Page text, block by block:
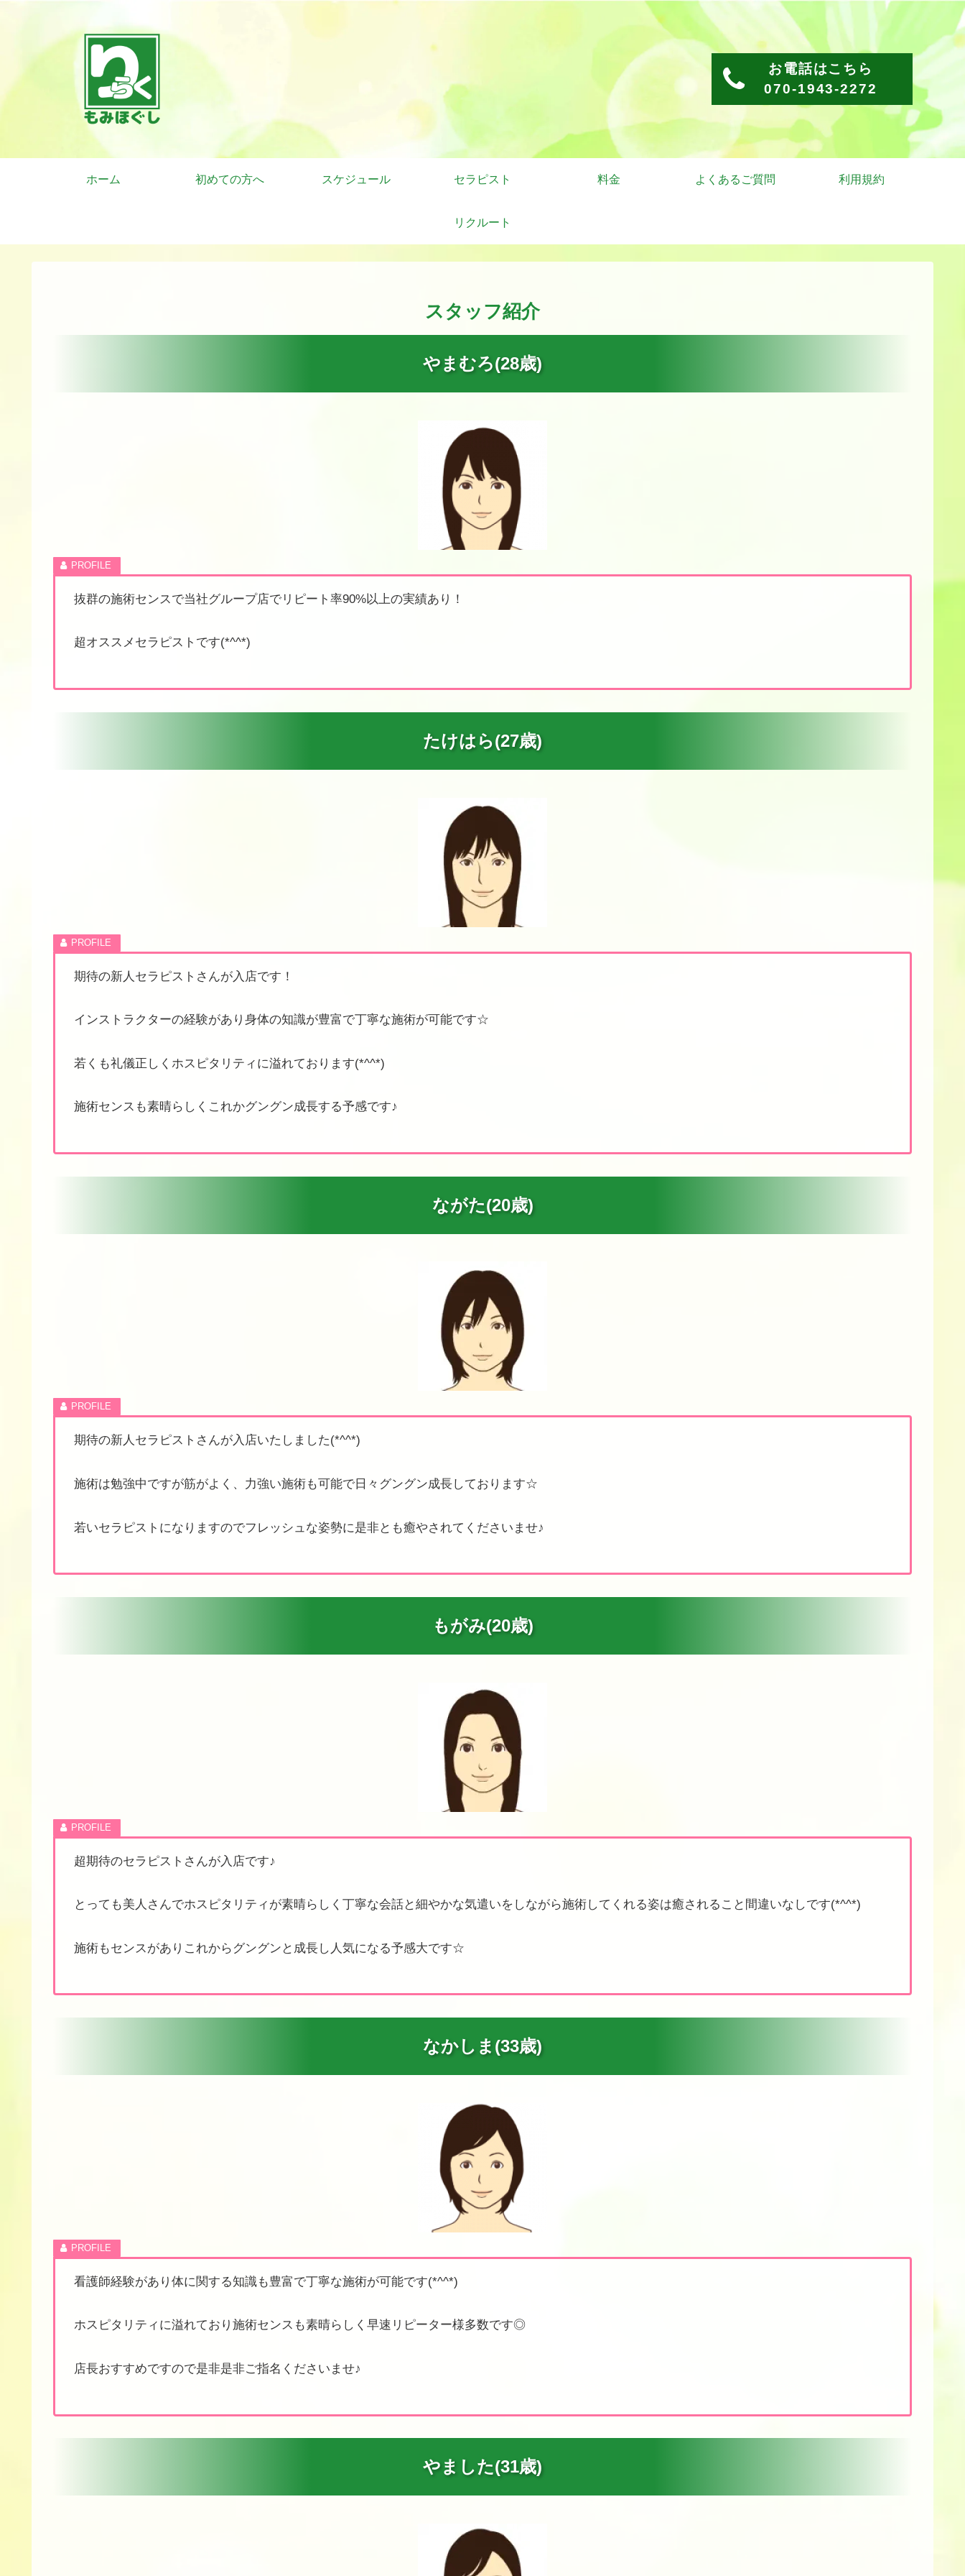
お電話はこちら
070-1943-2272
ホーム 初めての方へ スケジュール セラピスト 料金 よくあるご質問 利用規約
リクルート
スタッフ紹介
やまむろ(28歳)
抜群の施術センスで当社グループ店でリピート率90%以上の実績あり！
超オススメセラピストです(*^^*)
たけはら(27歳)
期待の新人セラピストさんが入店です！
インストラクターの経験があり身体の知識が豊富で丁寧な施術が可能です☆
若くも礼儀正しくホスピタリティに溢れております(*^^*)
施術センスも素晴らしくこれかグングン成長する予感です♪
ながた(20歳)
期待の新人セラピストさんが入店いたしました(*^^*)
施術は勉強中ですが筋がよく、力強い施術も可能で日々グングン成長しております☆
若いセラピストになりますのでフレッシュな姿勢に是非とも癒やされてくださいませ♪
もがみ(20歳)
超期待のセラピストさんが入店です♪
とっても美人さんでホスピタリティが素晴らしく丁寧な会話と細やかな気遣いをしながら施術してくれる姿は癒されること間違いなしです(*^^*)
施術もセンスがありこれからグングンと成長し人気になる予感大です☆
なかしま(33歳)
看護師経験があり体に関する知識も豊富で丁寧な施術が可能です(*^^*)
ホスピタリティに溢れており施術センスも素晴らしく早速リピーター様多数です◎
店長おすすめですので是非是非ご指名くださいませ♪
やました(31歳)